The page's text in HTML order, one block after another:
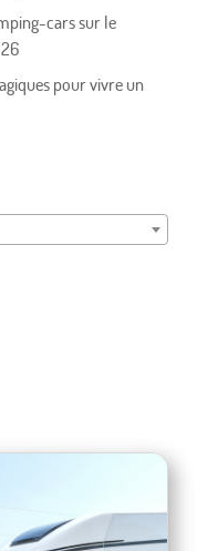
cars sur le
pour vivre un